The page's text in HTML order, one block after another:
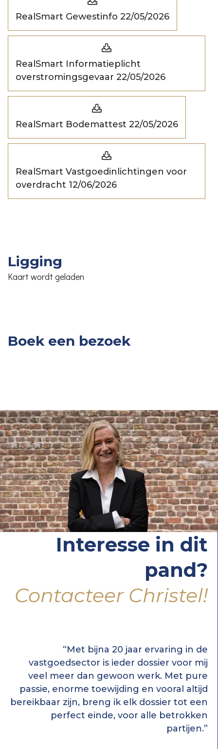
RealSmart Gewestinfo 22/05/2026
RealSmart Informatieplicht
overstromingsgevaar 22/05/2026
RealSmart Bodemattest 22/05/2026
RealSmart Vastgoedinlichtingen voor
overdracht 12/06/2026
Ligging
Kaart wordt geladen
Boek een bezoek
Interesse in dit
pand?
Contacteer Christel!
“Met bijna 20 jaar ervaring in de
vastgoedsector is ieder dossier voor mij
veel meer dan gewoon werk. Met pure
passie, enorme toewijding en vooral altijd
bereikbaar zijn, breng ik elk dossier tot een
perfect einde, voor alle betrokken
partijen.”